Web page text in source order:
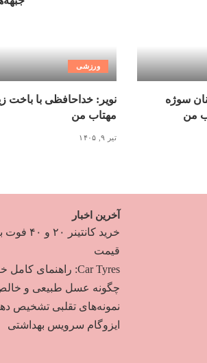
سوژه
من
ورزشی
نویر: خداحافظی با باخت
مهتاب من
تیر ۹, ۱۴۰۵
آخرین اخبار
خرید کانتینر
قیمت
Car Tyres: راهنمای کامل خرید تایر
چگونه عسل طبیعی و خالص
نمونه‌های تقلبی تشخیص
ایزوگام سرویس بهداشتی